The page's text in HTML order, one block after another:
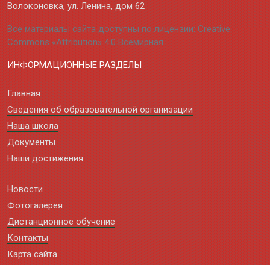
Волоконовка, ул. Ленина, дом 62
Все материалы сайта доступны по лицензии: Creative
Commons «Attribution» 4.0 Всемирная
ИНФОРМАЦИОННЫЕ РАЗДЕЛЫ
Главная
Сведения об образовательной организации
Наша школа
Документы
Наши достижения
Новости
Фотогалерея
Дистанционное обучение
Контакты
Карта сайта